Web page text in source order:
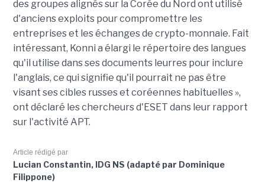
des groupes alignés sur la Corée du Nord ont utilisé
d'anciens exploits pour compromettre les
entreprises et les échanges de crypto-monnaie. Fait
intéressant, Konni a élargi le répertoire des langues
qu'il utilise dans ses documents leurres pour inclure
l'anglais, ce qui signifie qu'il pourrait ne pas être
visant ses cibles russes et coréennes habituelles »,
ont déclaré les chercheurs d'ESET dans leur rapport
sur l'activité APT.
Article rédigé par
Lucian Constantin, IDG NS (adapté par Dominique
Filippone)